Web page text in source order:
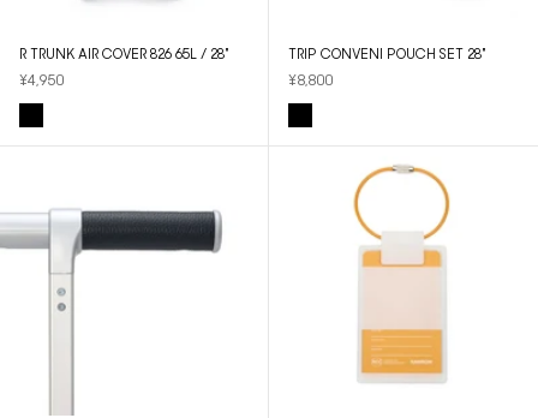
R TRUNK AIR COVER 826 65L / 28"
セール価格
¥4,950
BLACK
TRIP CONVENI POUCH SET 28"
セール価格
¥8,800
MIX